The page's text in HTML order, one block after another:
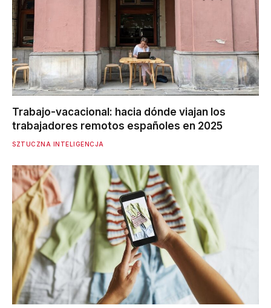
Trabajo-vacacional: hacia dónde viajan los
trabajadores remotos españoles en 2025
SZTUCZNA INTELIGENCJA